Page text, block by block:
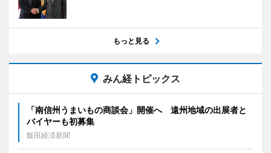
もっと見る
みん経トピックス
「南信州うまいもの商談会」開催へ 遠州地域の出展者と
バイヤーも初募集
飯田経済新聞